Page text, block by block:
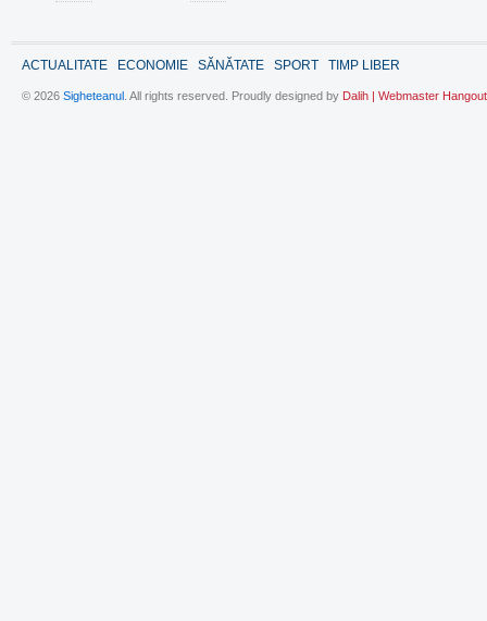
ACTUALITATE ECONOMIE SĂNĂTATE SPORT TIMP LIBER
© 2026 Sigheteanul . All rights reserved. Proudly designed by Dalih | Webmaster